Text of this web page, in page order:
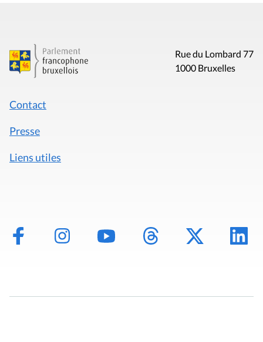
Rue du Lombard 77
1000 Bruxelles
Contact
Presse
Liens utiles